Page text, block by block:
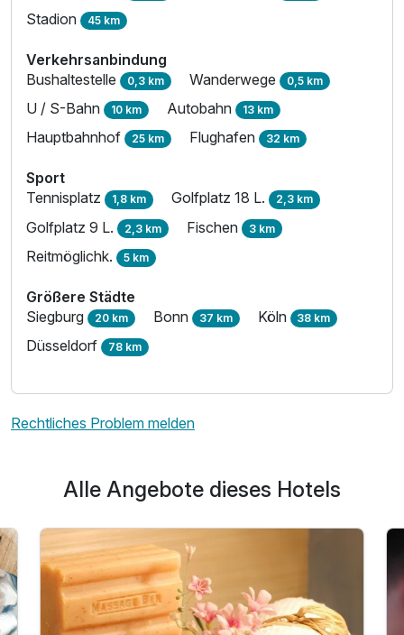
Stadion 45 km
Verkehrsanbindung
Bushaltestelle 0,3 km Wanderwege 0,5 km
U / S-Bahn 10 km Autobahn 13 km
Hauptbahnhof 25 km Flughafen 32 km
Sport
Tennisplatz 1,8 km Golfplatz 18 L. 2,3 km
Golfplatz 9 L. 2,3 km Fischen 3 km
Reitmöglichk. 5 km
Größere Städte
Siegburg 20 km Bonn 37 km Köln 38 km
Düsseldorf 78 km
Rechtliches Problem melden
Alle Angebote dieses Hotels